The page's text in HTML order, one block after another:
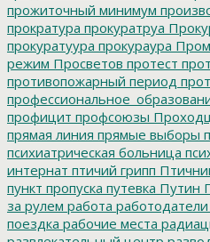
прожиточный минимум
прократура прокуратруа
прокуратуура прокураура
режим Просветов протест
противопожарный период
профицит профсоюзы
прямая линия прямые выборы
психиатрическая больница
интернат птичий грипп
пункт пропуска путевка Путин
за рулем работа работодатели
поездка рабочие места